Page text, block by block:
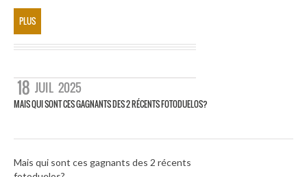
PLUS
18 JUIL 2025
MAIS QUI SONT CES GAGNANTS DES 2 RÉCENTS FOTODUELOS?
Mais qui sont ces gagnants des 2 récents